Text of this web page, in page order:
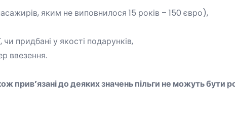
яким не виповнилося 15 років – 150 євро),
придбані у якості подарунків,
ввезення.
прив’язані до деяких значень пільги не можуть бути